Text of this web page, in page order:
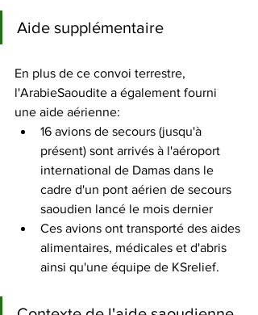
Aide supplémentaire
En plus de ce convoi terrestre,
l'ArabieSaoudite a également fourni
une aide aérienne:
16 avions de secours (jusqu'à
présent) sont arrivés à l'aéroport
international de Damas dans le
cadre d'un pont aérien de secours
saoudien lancé le mois dernier
Ces avions ont transporté des aides
alimentaires, médicales et d'abris
ainsi qu'une équipe de KSrelief.